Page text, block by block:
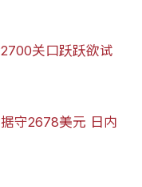
关口跃跃欲试
守2678美元 日内